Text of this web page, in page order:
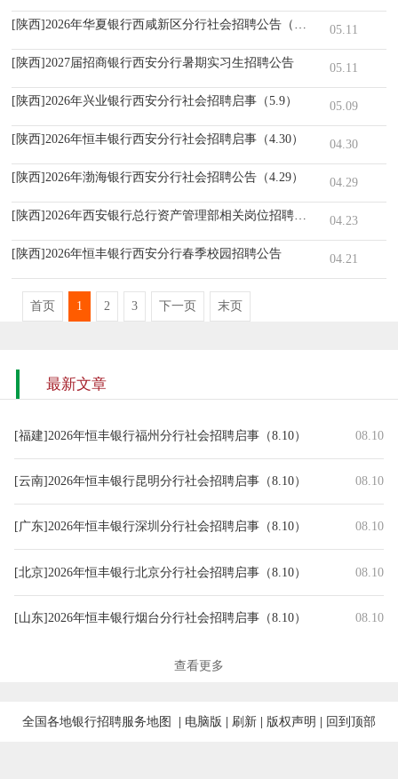
[陕西]2026年华夏银行西咸新区分行社会招聘公告（5.11） 05.11
[陕西]2027届招商银行西安分行暑期实习生招聘公告 05.11
[陕西]2026年兴业银行西安分行社会招聘启事（5.9） 05.09
[陕西]2026年恒丰银行西安分行社会招聘启事（4.30） 04.30
[陕西]2026年渤海银行西安分行社会招聘公告（4.29） 04.29
[陕西]2026年西安银行总行资产管理部相关岗位招聘公告（4.23）
04.23
[陕西]2026年恒丰银行西安分行春季校园招聘公告 04.21
首页 1 2 3 下一页 末页
最新文章
[福建]2026年恒丰银行福州分行社会招聘启事（8.10） 08.10
[云南]2026年恒丰银行昆明分行社会招聘启事（8.10） 08.10
[广东]2026年恒丰银行深圳分行社会招聘启事（8.10） 08.10
[北京]2026年恒丰银行北京分行社会招聘启事（8.10） 08.10
[山东]2026年恒丰银行烟台分行社会招聘启事（8.10） 08.10
[山东]2026年恒丰银行青岛分行社会招聘启事（8.10）
查看更多
全国各地银行招聘服务地图 电脑版 刷新 版权声明 回到顶部